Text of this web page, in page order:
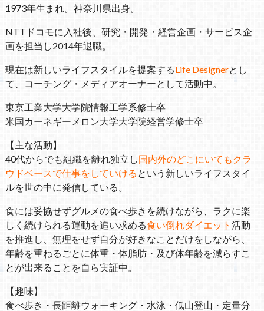
1973年生まれ。神奈川県出身。
NTTドコモに入社後、研究・開発・経営企画・サービス企
画を担当し2014年退職。
現在は新しいライフスタイルを提案するLife Designerとし
て、コーチング・メディアオーナーとして活動中。
東京工業大学大学院情報工学系修士卒
米国カーネギーメロン大学大学院経営学修士卒
【主な活動】
40代からでも組織を離れ独立し 国内外のどこにいてもクラ
ウドベースで仕事をしていける という新しいライフスタイ
ルを世の中に発信している。
食には妥協せずグルメの食べ歩きを続けながら、ラクに楽
しく続けられる運動を追い求める食い倒れダイエット 活動
を推進し、無理をせず自分が好きなことだけをしながら、
年齢を重ねるごとに体重・体脂肪・及び体年齢を減らすこ
とが出来ることを自ら実証中。
【趣味】
食べ歩き・長距離ウォーキング・水泳・低山登山・定量分